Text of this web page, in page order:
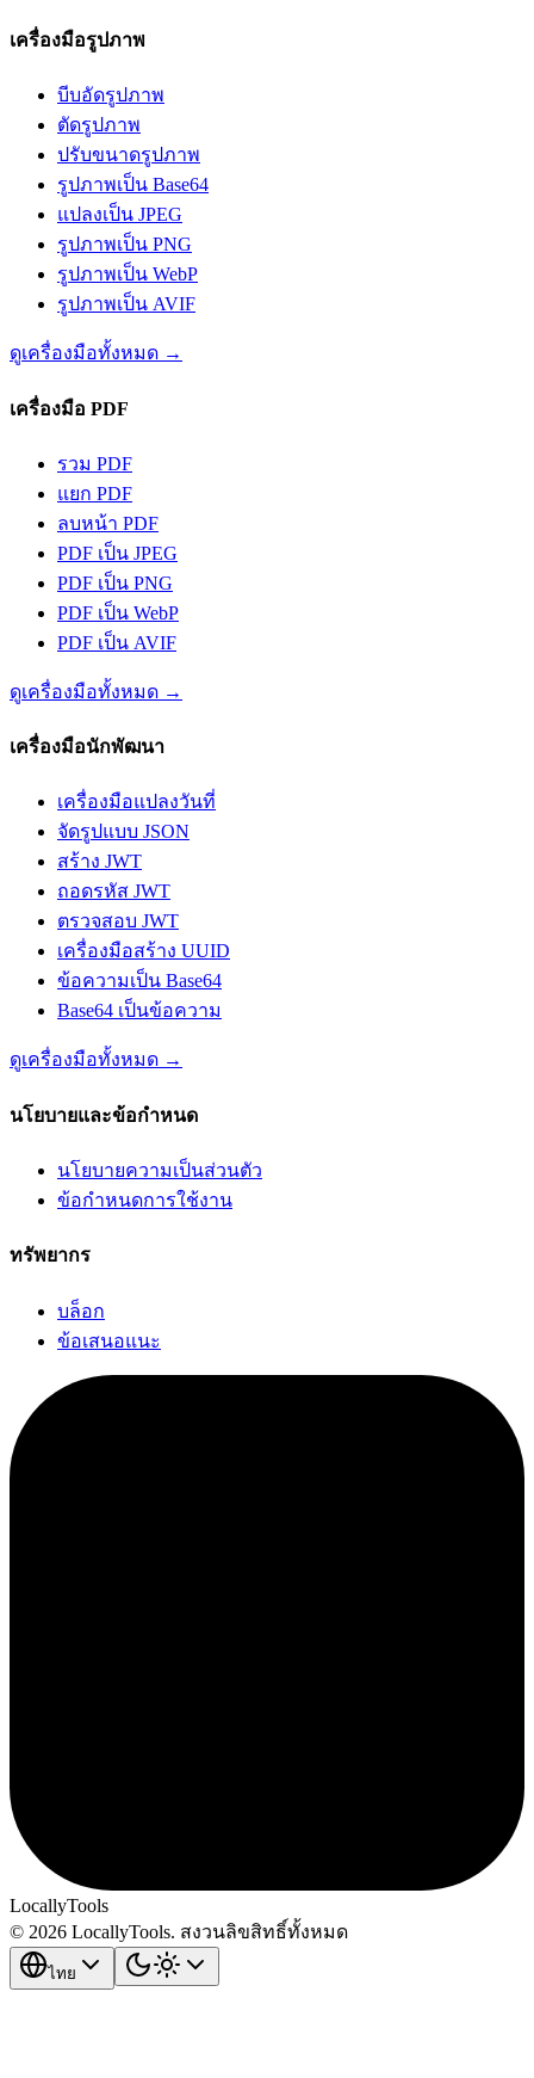
เครื่องมือรูปภาพ
บีบอัดรูปภาพ
ตัดรูปภาพ
ปรับขนาดรูปภาพ
รูปภาพเป็น Base64
แปลงเป็น JPEG
รูปภาพเป็น PNG
รูปภาพเป็น WebP
รูปภาพเป็น AVIF
ดูเครื่องมือทั้งหมด →
เครื่องมือ PDF
รวม PDF
แยก PDF
ลบหน้า PDF
PDF เป็น JPEG
PDF เป็น PNG
PDF เป็น WebP
PDF เป็น AVIF
ดูเครื่องมือทั้งหมด →
เครื่องมือนักพัฒนา
เครื่องมือแปลงวันที่
จัดรูปแบบ JSON
สร้าง JWT
ถอดรหัส JWT
ตรวจสอบ JWT
เครื่องมือสร้าง UUID
ข้อความเป็น Base64
Base64 เป็นข้อความ
ดูเครื่องมือทั้งหมด →
นโยบายและข้อกำหนด
นโยบายความเป็นส่วนตัว
ข้อกำหนดการใช้งาน
ทรัพยากร
บล็อก
ข้อเสนอแนะ
LocallyTools
© 2026 LocallyTools. สงวนลิขสิทธิ์ทั้งหมด
ไทย